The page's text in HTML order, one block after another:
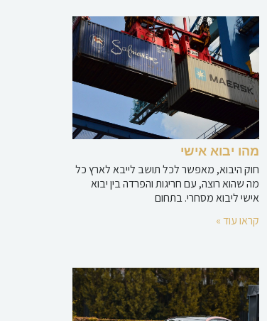
מהו יבוא אישי
חוק היבוא, מאפשר לכל תושב לייבא לארץ כל
מה שהוא רוצה, עם חריגות והפרדה בין יבוא
אישי ליבוא מסחרי. בתחום
קראו עוד »